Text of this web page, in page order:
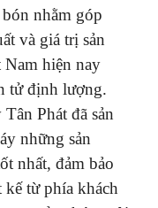
nhằm góp
và giá trị sản
hiện nay
tử định lượng.
Phát đã sản
những sản
nhất, đảm bảo
từ phía khách